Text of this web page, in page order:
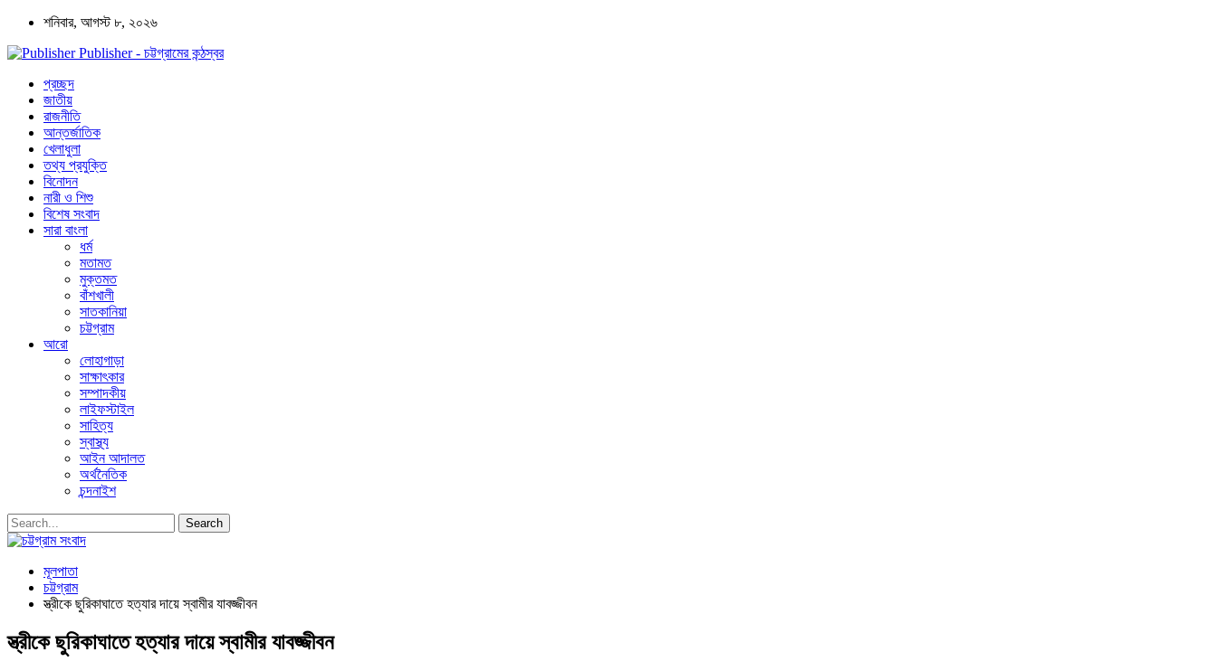
শনিবার, আগস্ট ৮, ২০২৬
Publisher - চট্টগ্রামের কন্ঠস্বর
প্রচ্ছদ
জাতীয়
রাজনীতি
আন্তর্জাতিক
খেলাধুলা
তথ্য প্রযুক্তি
বিনোদন
নারী ও শিশু
বিশেষ সংবাদ
সারা বাংলা
ধর্ম
মতামত
মুক্তমত
বাঁশখালী
সাতকানিয়া
চট্টগ্রাম
আরো
লোহাগাড়া
সাক্ষাৎকার
সম্পাদকীয়
লাইফস্টাইল
সাহিত্য
স্বাস্থ্য
আইন আদালত
অর্থনৈতিক
চন্দনাইশ
মূলপাতা
চট্টগ্রাম
স্ত্রীকে ছুরিকাঘাতে হত্যার দায়ে স্বামীর যাবজ্জীবন
স্ত্রীকে ছুরিকাঘাতে হত্যার দায়ে স্বামীর যাবজ্জীবন